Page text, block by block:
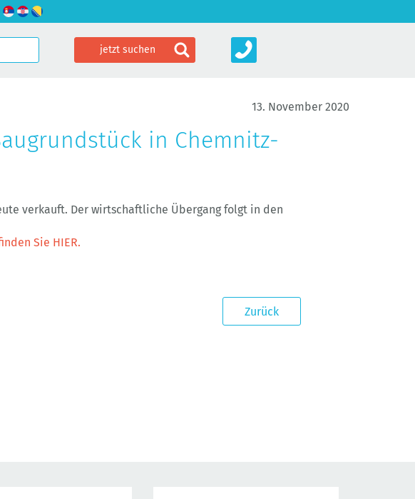
13. November 2020
in Chemnitz-
verkauft. Der wirtschaftliche Übergang folgt in den
Sie HIER.
Zurück